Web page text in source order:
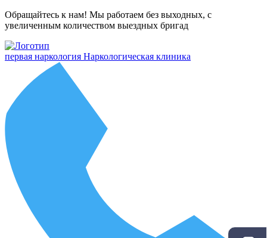
Обращайтесь к нам! Мы работаем без выходных, с
увеличенным количеством выездных бригад
первая наркология Наркологическая клиника